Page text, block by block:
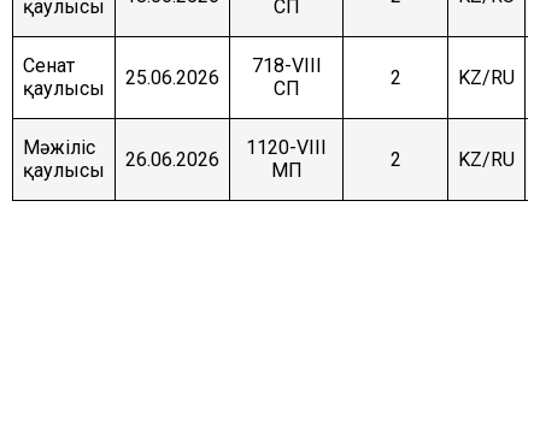
қаулысы
СП
Сенат
қаулысы
25.06.2026
718-VIII
СП
2 KZ/RU
Мәжіліс
қаулысы
26.06.2026
1120-VIII
МП
2 KZ/RU